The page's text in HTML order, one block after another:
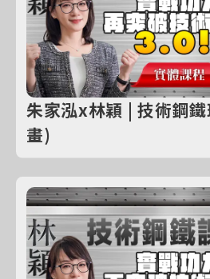
朱家泓x林穎 | 技術鋼
畫)
購買線上